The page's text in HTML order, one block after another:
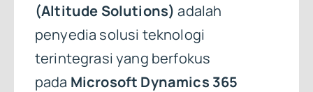
(Altitude Solutions) adalah
penyedia solusi teknologi
terintegrasi yang berfokus
pada Microsoft Dynamics 365